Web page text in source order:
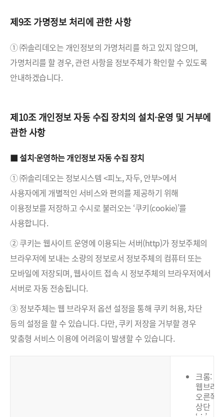
제9조 가명정보 처리에 관한 사항
① ㈜솔리데오는 개인정보의 가명처리를 하고 있지 않으며,
가명처리를 할 경우, 관련 사항을 정보주체가 확인할 수 있도록
안내하겠습니다.
제10조 개인정보 자동 수집 장치의 설치·운영 및 거부에
관한 사항
■ 설치·운영하는 개인정보 자동 수집 장치
① ㈜솔리데오는 정보시스템 <피노, 자두, 안부>에서
사용자에게 개별적인 서비스와 편의를 제공하기 위해
이용정보를 저장하고 수시로 불러오는 ‘쿠키(cookie)’를
사용합니다.
② 쿠키는 웹사이트 운영에 이용되는 서버(http)가 정보주체의
브라우저에 보내는 소량의 정보로서 정보주체의 컴퓨터 또는
모바일에 저장되며, 웹사이트 접속 시 정보주체의 브라우저에서
서버로 자동 전송됩니다.
③ 정보주체는 웹 브라우저 옵션 설정을 통해 쿠키 허용, 차단
등의 설정을 할 수 있습니다. 다만, 쿠키 저장을 거부할 경우
맞춤형 서비스 이용에 어려움이 발생할 수 있습니다.
크롬:
웹브라
오른쪽
상단